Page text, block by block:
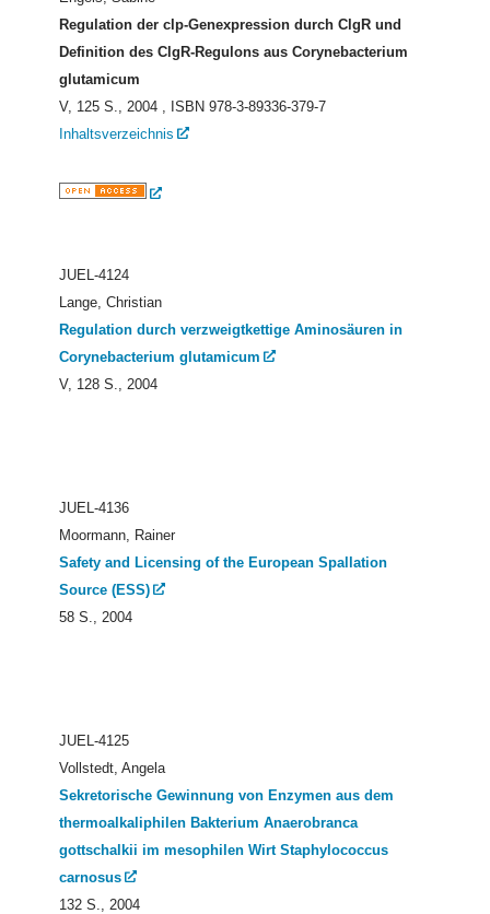
Regulation der clp-Genexpression durch ClgR und
Definition des ClgR-Regulons aus Corynebacterium
glutamicum
V, 125 S., 2004 , ISBN 978-3-89336-379-7
Inhaltsverzeichnis
JUEL-4124
Lange, Christian
Regulation durch verzweigtkettige Aminosäuren in
Corynebacterium glutamicum
V, 128 S., 2004
JUEL-4136
Moormann, Rainer
Safety and Licensing of the European Spallation
Source (ESS)
58 S., 2004
JUEL-4125
Vollstedt, Angela
Sekretorische Gewinnung von Enzymen aus dem
thermoalkaliphilen Bakterium Anaerobranca
gottschalkii im mesophilen Wirt Staphylococcus
carnosus
132 S., 2004